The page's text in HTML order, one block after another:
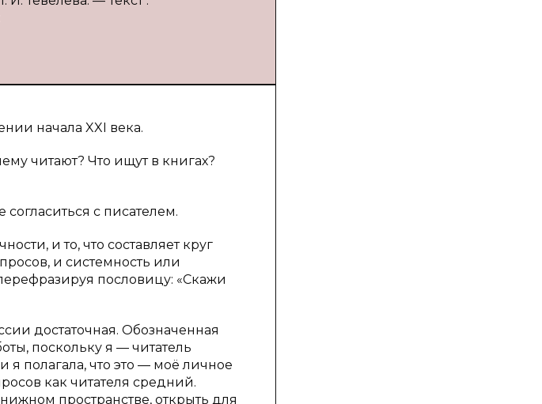
начала XXI века.
читают? Что ищут в книгах?
с писателем.
и то, что составляет круг
и системность или
пословицу: «Скажи
достаточная. Обозначенная
поскольку я — читатель
полагала, что это — моё личное
как читателя средний.
пространстве, открыть для